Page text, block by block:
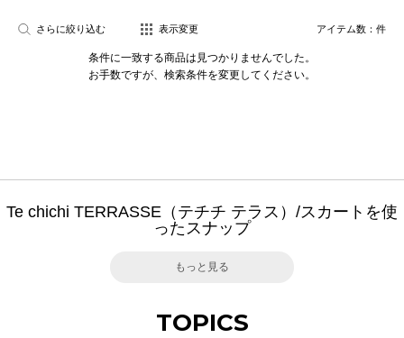
さらに絞り込む 表示変更 アイテム数： 件
条件に一致する商品は見つかりませんでした。
お手数ですが、検索条件を変更してください。
Te chichi TERRASSE（テチチ テラス）/スカートを使
ったスナップ
もっと見る
TOPICS